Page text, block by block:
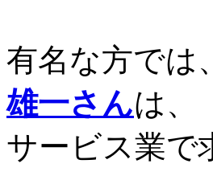
有名な方では
雄一さんは、
サービス業で